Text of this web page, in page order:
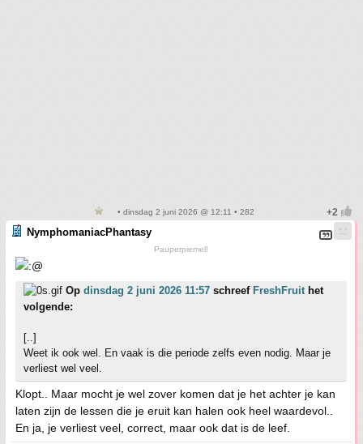
• dinsdag 2 juni 2026 @ 12:11 • 282
NymphomaniacPhantasy
Pauperpiemel!
Op dinsdag 2 juni 2026 11:57 schreef FreshFruithet
volgende:
[..]
Weet ik ook wel. En vaak is die periode zelfs even nodig. Maar je
verliest wel veel.
Klopt.. Maar mocht je wel zover komen dat je het achter je kan
laten zijn de lessen die je eruit kan halen ook heel waardevol..
En ja, je verliest veel, correct, maar ook dat is de leef.